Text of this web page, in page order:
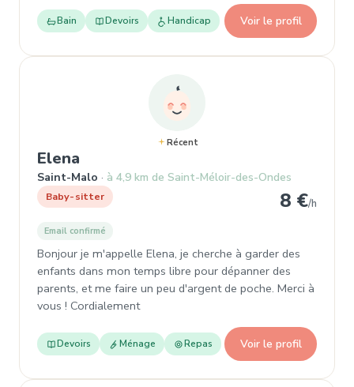
Bain Devoirs Handicap Voir le profil
Récent
Elena
Saint-Malo à 4,9 km de Saint-Méloir-des-Ondes
Baby-sitter 8 €/h
Email confirmé
Bonjour je m'appelle Elena, je cherche à garder des
enfants dans mon temps libre pour dépanner des
parents, et me faire un peu d'argent de poche. Merci à
vous ! Cordialement
Devoirs Ménage Repas Voir le profil